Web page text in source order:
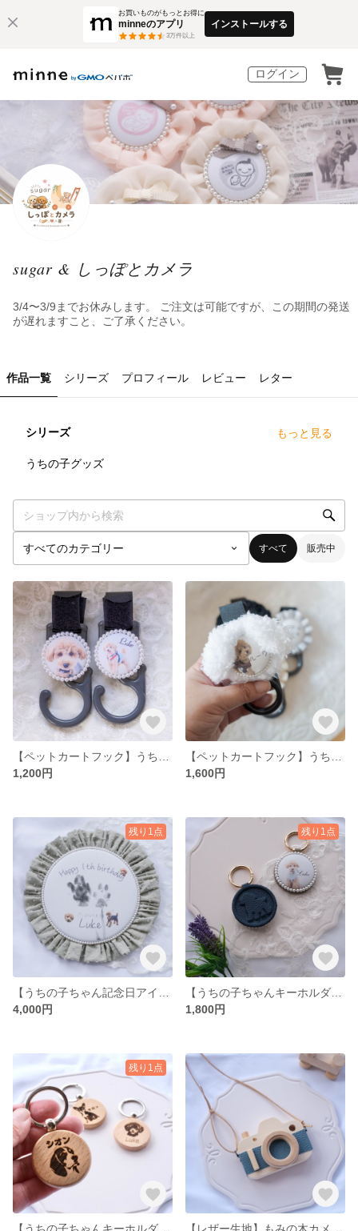
お買いものがもっとお得に
minneのアプリ
3万件以上
インストールする
ログイン
sugar & しっぽとカメラ
3/4〜3/9までお休みします。 ご注文は可能ですが、この期間の発送
が遅れますこと、ご了承ください。
作品一覧 シリーズ プロフィール レビュー レター
シリーズ もっと見る
うちの子グッズ
すべて 販売中
1,200円
1,600円
残り1点
4,000円
残り1点
1,800円
残り1点